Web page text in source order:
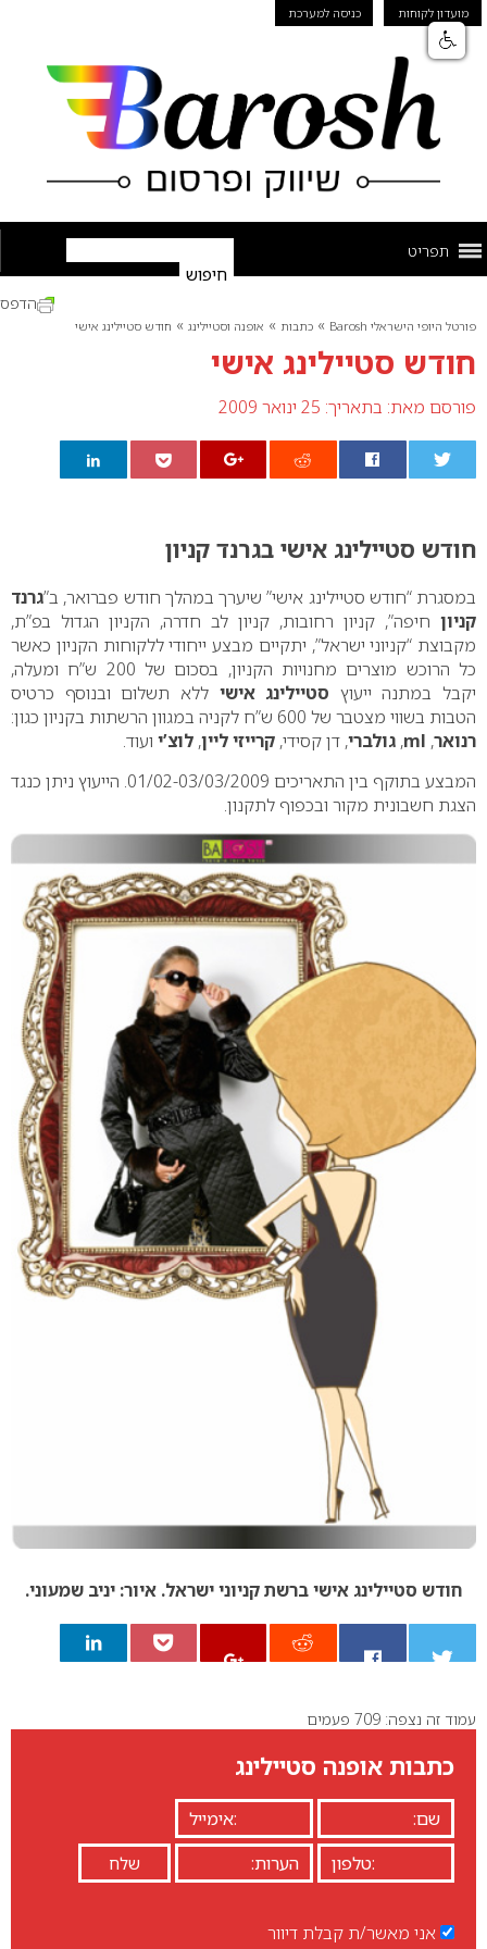
מועדון לקוחות כניסה למערכת
תפריט
פורטל היופי הישראלי Barosh » כתבות » אופנה וסטיילינג » חודש סטיילינג אישי
חודש סטיילינג אישי
פורסם מאת: בתאריך: 25 ינואר 2009
הדפס
חודש סטיילינג אישי בגרנד קניון
במסגרת “חודש סטיילינג אישי” שיערך במהלך חודש פברואר, ב”גרנד
קניון חיפה”, קניון רחובות, קניון לב חדרה, הקניון הגדול בפ”ת,
מקבוצת “קניוני ישראל”, יתקיים מבצע ייחודי ללקוחות הקניון כאשר
כל הרוכש מוצרים מחנויות הקניון, בסכום של 200 ש”ח ומעלה,
יקבל במתנה ייעוץ סטיילינג אישי ללא תשלום ובנוסף כרטיס
הטבות בשווי מצטבר של 600 ש”ח לקניה במגוון הרשתות בקניון כגון:
רנואר,
ml
, גולברי, דן קסידי, קרייזי ליין, לוצ’י ועוד.
המבצע בתוקף בין התאריכים 01/02-03/03/2009. הייעוץ ניתן כנגד
הצגת חשבונית מקור ובכפוף לתקנון.
חודש סטיילינג אישי ברשת קניוני ישראל. איור: יניב שמעוני.
0
עמוד זה נצפה: 709 פעמים
כתבות אופנה סטיילינג
אני מאשר/ת קבלת דיוור